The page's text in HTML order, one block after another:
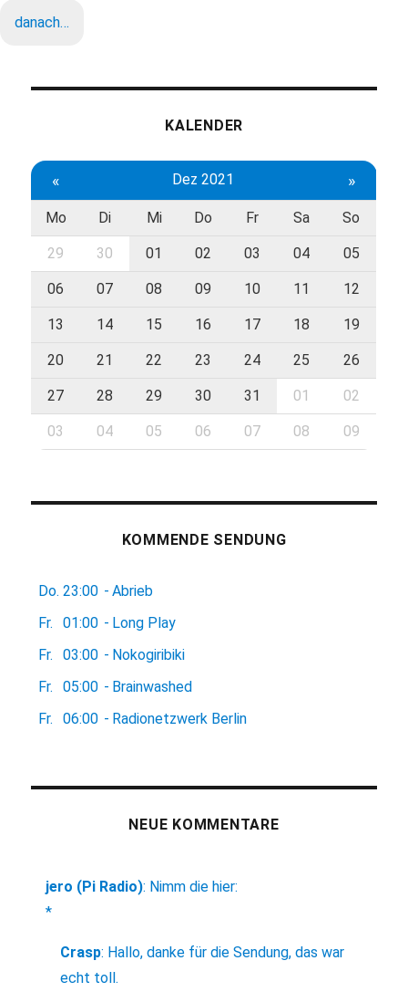
danach…
KALENDER
« Dez 2021 »
Mo Di Mi Do Fr Sa So
29 30 01 02 03 04 05
06 07 08 09 10 11 12
13 14 15 16 17 18 19
20 21 22 23 24 25 26
27 28 29 30 31 01 02
03 04 05 06 07 08 09
KOMMENDE SENDUNG
Do. 23:00 - Abrieb
Fr.
01:00 - Long Play
Fr.
03:00 - Nokogiribiki
Fr.
05:00 - Brainwashed
Fr.
06:00 - Radionetzwerk Berlin
NEUE KOMMENTARE
jero (Pi Radio): Nimm die hier:
*
Crasp: Hallo, danke für die Sendung, das war
echt toll.